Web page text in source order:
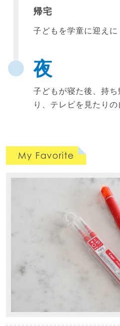
帰宅
子どもを学童に迎えに
夜
子どもが寝た後、持
り、テレビを見たりの
My Favorite